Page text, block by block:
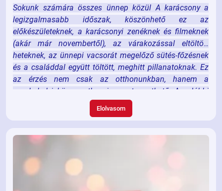
Sokunk számára összes ünnep közül A karácsony a
legizgalmasabb időszak, köszönhető ez az
előkészületeknek, a karácsonyi zenéknek és filmeknek
(akár már novembertől), az várakozással eltöltött
heteknek, az ünnepi vacsorát megelőző sütés-főzésnek
és a családdal együtt töltött, meghitt pillanatoknak. Ez
az érzés nem csak az otthonunkban, hanem a
munkahelyi környezetben is megteremthető. Az alábbi
ötletekkel könnyedén elhozhatjuk a karácsony varázsát
Elolvasom